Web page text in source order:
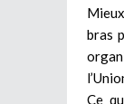
bras
Ce